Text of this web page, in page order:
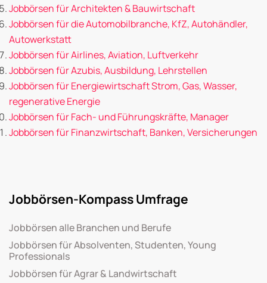
Jobbörsen für Architekten & Bauwirtschaft
Jobbörsen für die Automobilbranche, KfZ, Autohändler,
Autowerkstatt
Jobbörsen für Airlines, Aviation, Luftverkehr
Jobbörsen für Azubis, Ausbildung, Lehrstellen
Jobbörsen für Energiewirtschaft Strom, Gas, Wasser,
regenerative Energie
Jobbörsen für Fach- und Führungskräfte, Manager
Jobbörsen für Finanzwirtschaft, Banken, Versicherungen
Jobbörsen-Kompass Umfrage
Jobbörsen alle Branchen und Berufe
Jobbörsen für Absolventen, Studenten, Young
Professionals
Jobbörsen für Agrar & Landwirtschaft